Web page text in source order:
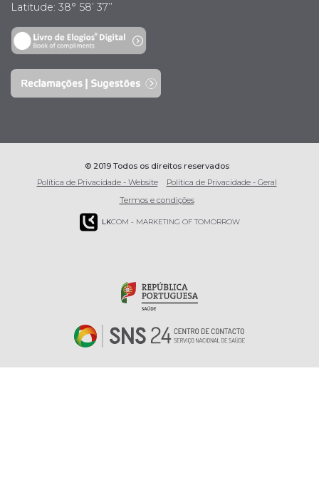
Latitude: 38° 58’ 37’’
© 2019 Todos os direitos reservados
Política de Privacidade - Website
Política de Privacidade - Geral
Termos e condições
LKCOM - MARKETING OF TOMORROW